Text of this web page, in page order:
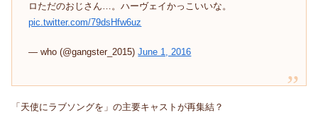
ロただのおじさん…。ハーヴェイかっこいいな。
pic.twitter.com/79dsHfw6uz
— who (@gangster_2015)June 1, 2016
「天使にラブソングを」の主要キャストが再集結？